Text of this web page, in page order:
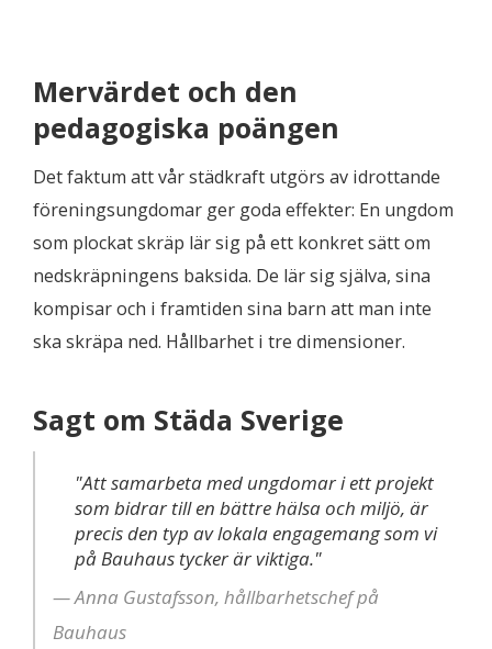
Mervärdet och den
pedagogiska poängen
Det faktum att vår städkraft utgörs av idrottande
föreningsungdomar ger goda effekter: En ungdom
som plockat skräp lär sig på ett konkret sätt om
nedskräpningens baksida. De lär sig själva, sina
kompisar och i framtiden sina barn att man inte
ska skräpa ned. Hållbarhet i tre dimensioner.
Sagt om Städa Sverige
"Att samarbeta med ungdomar i ett projekt
som bidrar till en bättre hälsa och miljö, är
precis den typ av lokala engagemang som vi
på Bauhaus tycker är viktiga."
Anna Gustafsson, hållbarhetschef på
Bauhaus